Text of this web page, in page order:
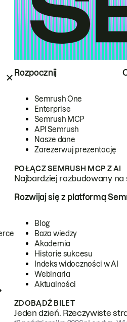
Rozpocznij
Semrush One
Enterprise
Semrush MCP
API Semrush
Nasze dane
Zarezerwuj prezentację
POŁĄCZ SEMRUSH MCP Z AI
Najbardziej rozbudowany
Rozwijaj się z platformą
Blog
Baza wiedzy
Akademia
Historie sukcesu
Indeks widoczności w AI
Webinaria
Aktualności
ZDOBĄDŹ BILET
Jeden dzień. Rzeczywiste